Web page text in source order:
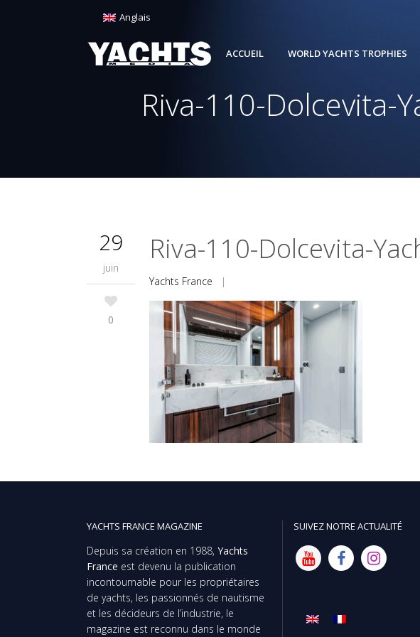
Anglais
ACCUEIL WORLD YACHTS TROPHIES
Riva-110-Dolcevita-
29
juin
0
Riva-110-Dolcevita-
Yachts France |
YACHTS FRANCE MAGAZINE
Depuis sa création en 1988, Yachts
France est devenu la publication
incontournable pour les propriétaires
de yachts, les passionnés de nautisme
et les décideurs de l’industrie, le
magazine est reconnu dans le monde
SUIVEZ NOTRE ACTUALITÉ